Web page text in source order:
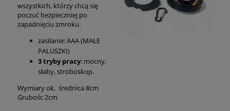
wszystkich, którzy chcą się
poczuć bezpieczniej po
zapadnięciu zmroku.
zasilanie: AAA (MAŁE
PALUSZKI)
3 tryby pracy: mocny,
słaby, stroboskop.
Wymiary ok. średnica 8cm
Grubośc 2cm